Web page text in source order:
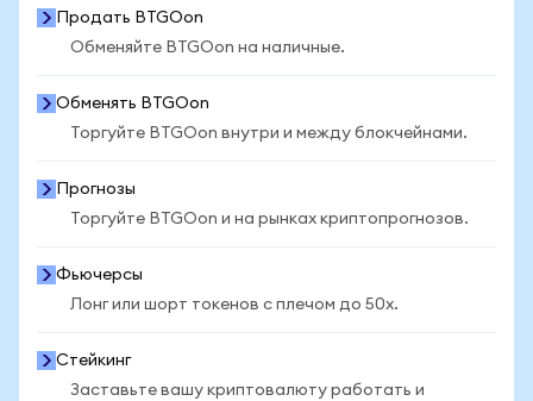
Продать BTGOon
Обменяйте BTGOon на наличные.
Обменять BTGOon
Торгуйте BTGOon внутри и между блокчейнами.
Прогнозы
Торгуйте BTGOon и на рынках криптопрогнозов.
Фьючерсы
Лонг или шорт токенов с плечом до 50x.
Стейкинг
Заставьте вашу криптовалюту работать и